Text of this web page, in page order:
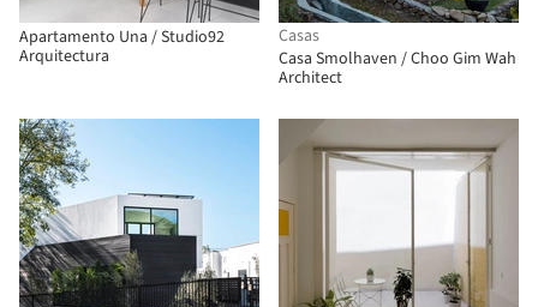
Apartamento Una / Studio92
Arquitectura
Casas
Casa Smolhaven / Choo Gim Wah
Architect